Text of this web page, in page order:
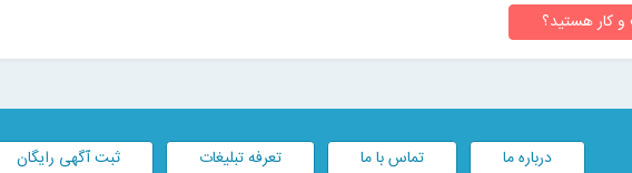
کار هستید؟
درباره ما تماس با ما تعرفه تبلیغات ثبت آگهی رایگان